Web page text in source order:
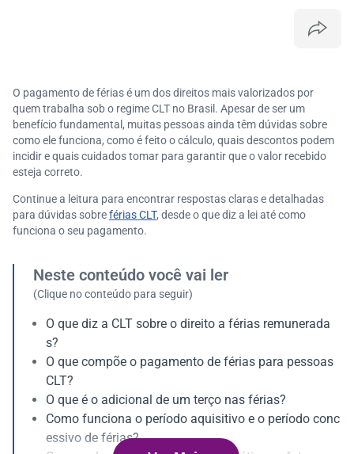
O pagamento de férias é um dos direitos mais valorizados por
quem trabalha sob o regime CLT no Brasil. Apesar de ser um
benefício fundamental, muitas pessoas ainda têm dúvidas sobre
como ele funciona, como é feito o cálculo, quais descontos podem
incidir e quais cuidados tomar para garantir que o valor recebido
esteja correto.
Continue a leitura para encontrar respostas claras e detalhadas
para dúvidas sobreférias CLT, desde o que diz a lei até como
funciona o seu pagamento.
Neste conteúdo você vai ler
(Clique no conteúdo para seguir)
O que diz a CLT sobre o direito a férias remunerada
s?
O que compõe o pagamento de férias para pessoas
CLT?
O que é o adicional de um terço nas férias?
Como funciona o período aquisitivo e o período conc
essivo de férias?